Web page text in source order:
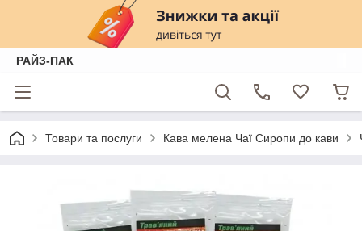
РАЙЗ-ПАК
Товари та послуги Кава мелена Чаї Сиропи до кави